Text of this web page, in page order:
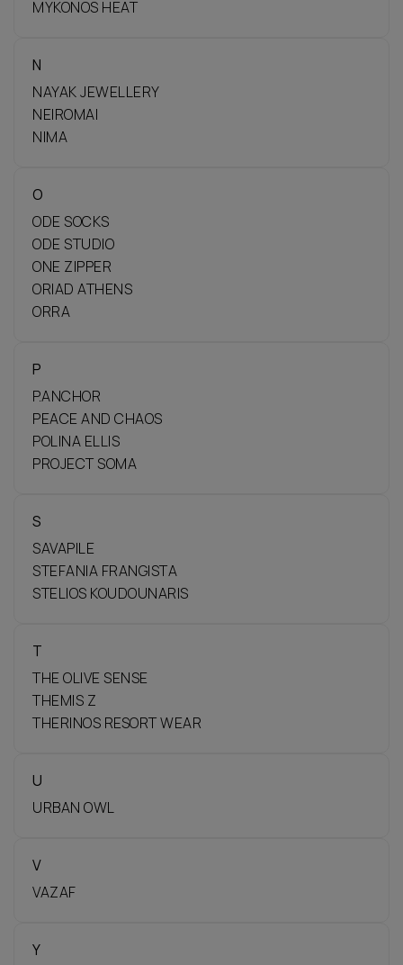
MYKONOS HEAT
N
NAYAK JEWELLERY
NEIROMAI
NIMA
O
ODE SOCKS
ODE STUDIO
ONE ZIPPER
ORIAD ATHENS
ORRA
P
P.ANCHOR
PEACE AND CHAOS
POLINA ELLIS
PROJECT SOMA
S
SAVAPILE
STEFANIA FRANGISTA
STELIOS KOUDOUNARIS
T
THE OLIVE SENSE
THEMIS Z
THERINOS RESORT WEAR
U
URBAN OWL
V
VAZAF
Y